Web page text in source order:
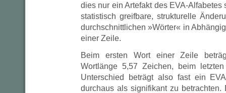
dies nur ein Artefakt des EVA-
statistisch greifbare, strukturelle
durchschnittlichen »Wörter« in
einer Zeile.
Beim ersten Wort einer Zeile
Wortlänge 5,57 Zeichen, beim
Unterschied beträgt also fast ein
durchaus als signifikant zu betrachten.